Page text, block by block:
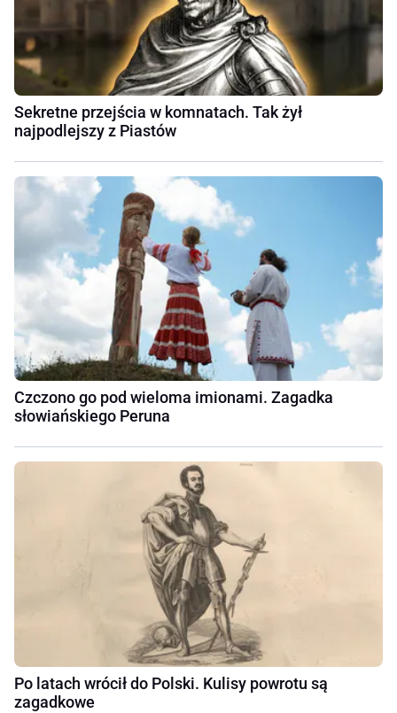
Sekretne przejścia w komnatach. Tak żył
najpodlejszy z Piastów
Czczono go pod wieloma imionami. Zagadka
słowiańskiego Peruna
Po latach wrócił do Polski. Kulisy powrotu są
zagadkowe